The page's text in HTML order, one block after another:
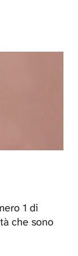
1 di
che sono